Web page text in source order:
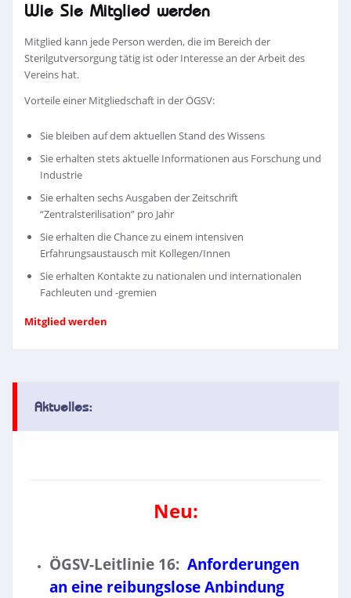
Wie Sie Mitglied werden
Mitglied kann jede Person werden, die im Bereich der
Sterilgutversorgung tätig ist oder Interesse an der Arbeit des
Vereins hat.
Vorteile einer Mitgliedschaft in der ÖGSV:
Sie bleiben auf dem aktuellen Stand des Wissens
Sie erhalten stets aktuelle Informationen aus Forschung und
Industrie
Sie erhalten sechs Ausgaben der Zeitschrift
“Zentralsterilisation” pro Jahr
Sie erhalten die Chance zu einem intensiven
Erfahrungsaustausch mit Kollegen/Innen
Sie erhalten Kontakte zu nationalen und internationalen
Fachleuten und -gremien
Mitglied werden
Aktuelles:
Neu:
ÖGSV-Leitlinie 16: Anforderungen
an eine reibungslose Anbindung